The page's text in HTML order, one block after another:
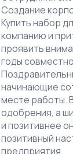
Создание
Купить набор
компанию и
проявить
годы
начинающие
месте работы.
одобрения, а
и позитивнее
позитивный
предприятия.